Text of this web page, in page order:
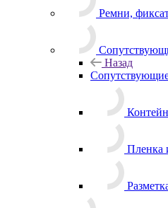
Ремни,
Назад
Пленка